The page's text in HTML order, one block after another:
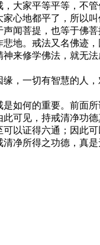
大家平等平等，不管
心地都平了，所以叫
闻菩提，也等于佛
地。戒法又名佛迹
来修学佛法，就无
，一切有智慧的人，
如何的重要。前面所
可见，持戒清净功德
以证得六通；因此可
净所得之功德，真是